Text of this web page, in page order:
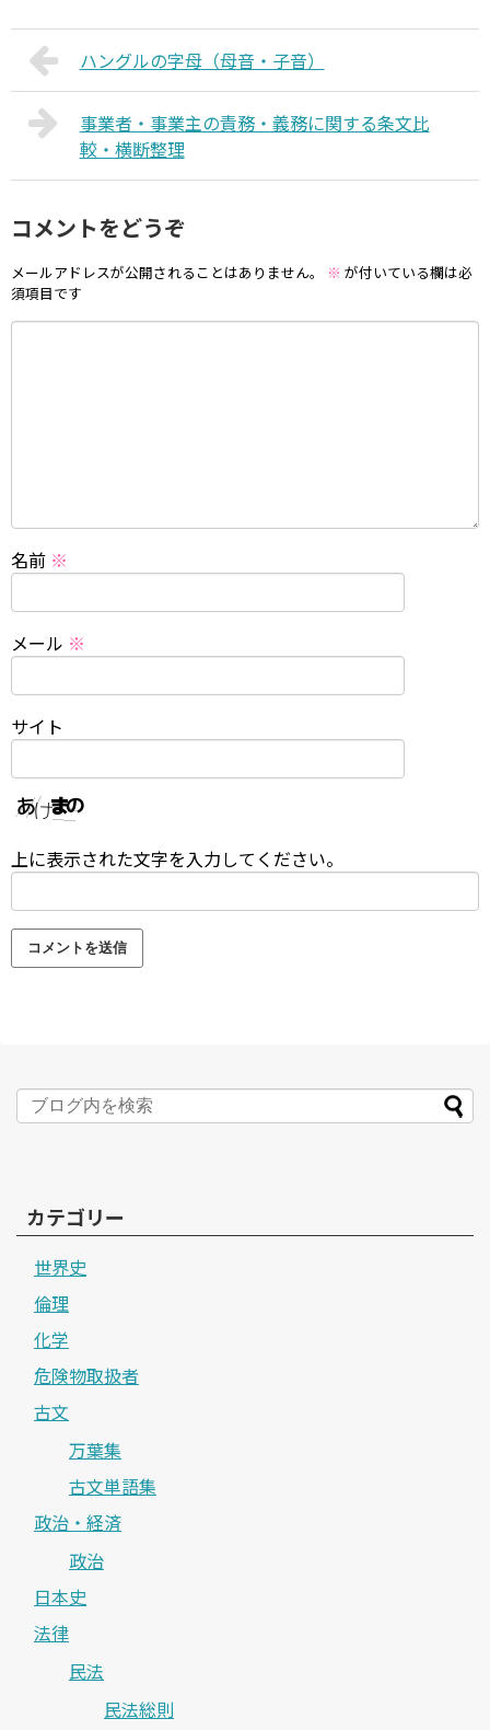
ハングルの字母（母音・子音）
事業者・事業主の責務・義務に関する条文比
較・横断整理
コメントをどうぞ
メールアドレスが公開されることはありません。 ※ が付いている欄は必
須項目です
名前 ※
メール ※
サイト
上に表示された文字を入力してください。
カテゴリー
世界史
倫理
化学
危険物取扱者
古文
万葉集
古文単語集
政治・経済
政治
日本史
法律
民法
民法総則